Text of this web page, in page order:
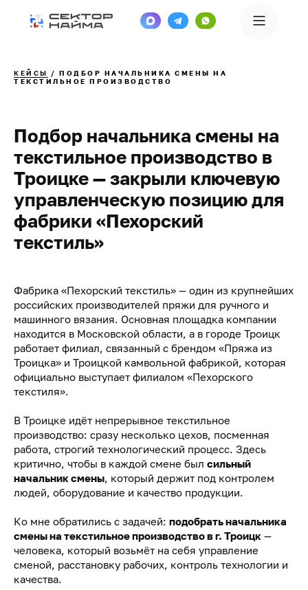
КЕЙСЫ / ПОДБОР НАЧАЛЬНИКА СМЕНЫ НА
ТЕКСТИЛЬНОЕ ПРОИЗВОДСТВО
Подбор начальника смены на
текстильное производство в
Троицке — закрыли ключевую
управленческую позицию для
фабрики «Пехорский
текстиль»
Фабрика «Пехорский текстиль» — один из крупнейших
российских производителей пряжи для ручного и
машинного вязания. Основная площадка компании
находится в Московской области, а в городе Троицк
работает филиал, связанный с брендом «Пряжа из
Троицка» и Троицкой камвольной фабрикой, которая
официально выступает филиалом «Пехорского
текстиля».
В Троицке идёт непрерывное текстильное
производство: сразу несколько цехов, посменная
работа, строгий технологический процесс. Здесь
критично, чтобы в каждой смене был сильный
начальник смены, который держит под контролем
людей, оборудование и качество продукции.
Ко мне обратились с задачей: подобрать начальника
смены на текстильное производство в г. Троицк —
человека, который возьмёт на себя управление
сменой, расстановку рабочих, контроль технологии и
качества.